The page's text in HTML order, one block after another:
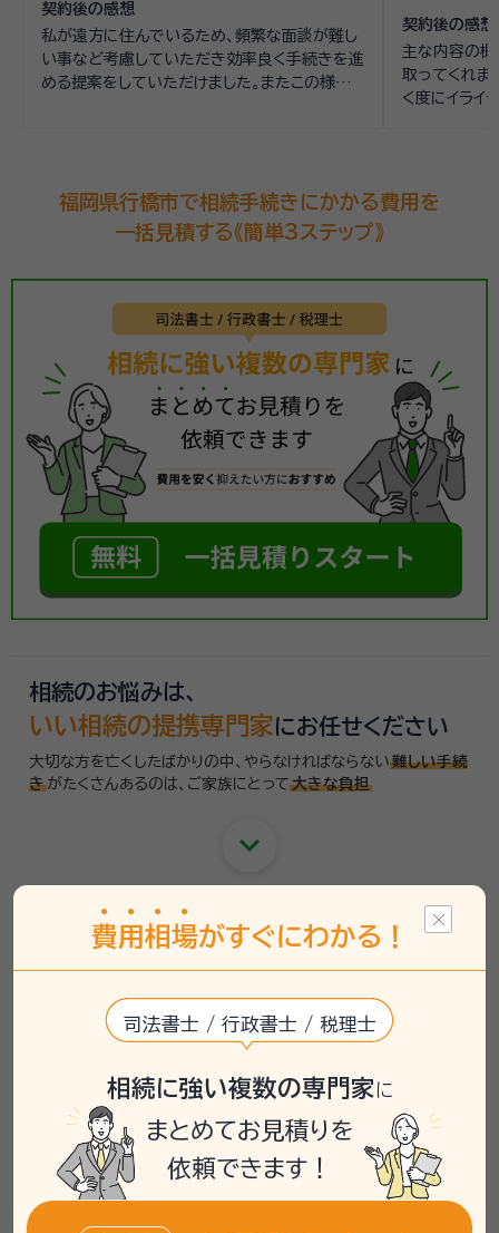
契約後の感想
私が遠方に住んでいるため、頻繁な面談が難し
い事など考慮していただき効率良く手続きを進
める提案をしていただけました。またこの様な
みようと判断
契約後の感想
主な内容の
取ってくれま
く度にイライ
福岡県行橋市で相続手続きにかかる費用を
一括見積する《簡単3ステップ》
相続のお悩みは、
いい相続の提携専門家にお任せください
大切な方を亡くしたばかりの中、やらなければならない 難しい手続
き がたくさんあるのは、 ご家族にとって 大きな負担
keyboard_arrow_down
相続に必要な手続きは
こんなにあります
相続関係説明図の作成
法定相続情報一覧図の作成
金融機関の残高証明書取得
assignment 不動産評価書類の取得
費用 相場がすぐにわかる！
司法書士 / 行政書士 / 税理士
相続に強い複数の専門家に
まとめてお見積りを
依頼できます！